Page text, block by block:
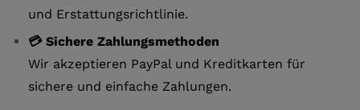
und Erstattungsrichtlinie.
💳 Sichere Zahlungsmethoden
Wir akzeptieren PayPal und Kreditkarten für
sichere und einfache Zahlungen.